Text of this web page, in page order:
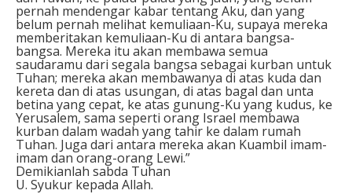
pernah mendengar kabar tentang Aku, dan yang
belum pernah melihat kemuliaan-Ku, supaya mereka
memberitakan kemuliaan-Ku di antara bangsa-
bangsa. Mereka itu akan membawa semua
saudaramu dari segala bangsa sebagai kurban untuk
Tuhan; mereka akan membawanya di atas kuda dan
kereta dan di atas usungan, di atas bagal dan unta
betina yang cepat, ke atas gunung-Ku yang kudus, ke
Yerusalem, sama seperti orang Israel membawa
kurban dalam wadah yang tahir ke dalam rumah
Tuhan. Juga dari antara mereka akan Kuambil imam-
imam dan orang-orang Lewi.”
Demikianlah sabda Tuhan
U. Syukur kepada Allah.